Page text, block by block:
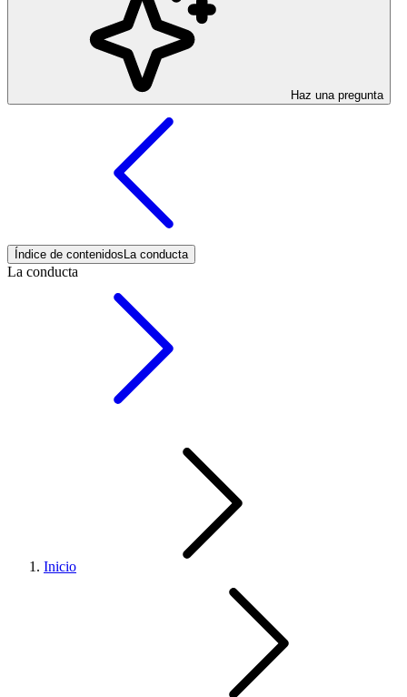
Haz una pregunta
Índice de contenidos La conducta
La conducta
Inicio